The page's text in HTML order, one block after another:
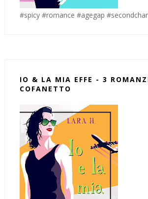
#spicy #romance #agegap
IO & LA MIA EFFE - 3
COFANETTO